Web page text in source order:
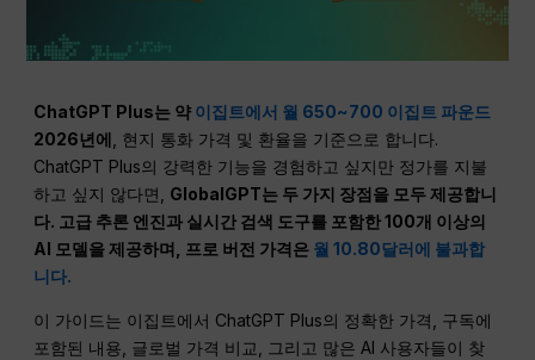
ChatGPT Plus는 약 이집트에서 월 650~700 이집트 파운드
2026년에 , 현지 통화 가격 및 환율을 기준으로 합니다.
ChatGPT Plus의 강력한 기능을 경험하고 싶지만 정가를 지불
하고 싶지 않다면, GlobalGPT는 두 가지 장점을 모두 제공합니
다. 고급 추론 엔진과 실시간 검색 도구를 포함한 100개 이상의
AI 모델을 제공하며, 프로 버전 가격은 월 10.80달러에 불과합
니다.
이 가이드는 이집트에서 ChatGPT Plus의 정확한 가격, 구독에
포함된 내용, 글로벌 가격 비교, 그리고 많은 AI 사용자들이 찾